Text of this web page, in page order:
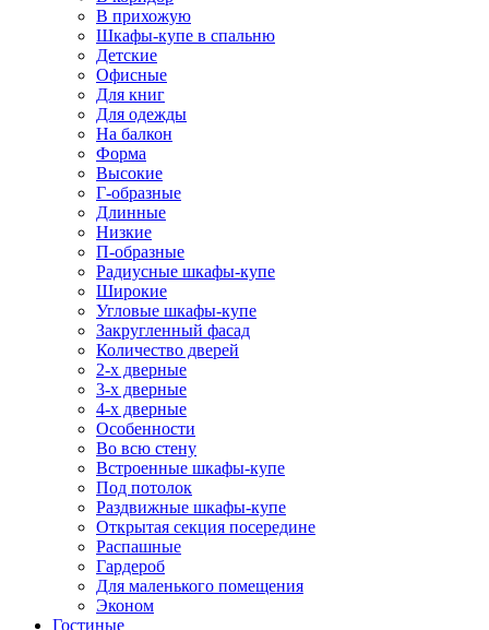
В прихожую
Шкафы-купе в спальню
Детские
Офисные
Для книг
Для одежды
На балкон
Форма
Высокие
Г-образные
Длинные
Низкие
П-образные
Радиусные шкафы-купе
Широкие
Угловые шкафы-купе
Закругленный фасад
Количество дверей
2-х дверные
3-х дверные
4-х дверные
Особенности
Во всю стену
Встроенные шкафы-купе
Под потолок
Раздвижные шкафы-купе
Открытая секция посередине
Распашные
Гардероб
Для маленького помещения
Эконом
Гостиные